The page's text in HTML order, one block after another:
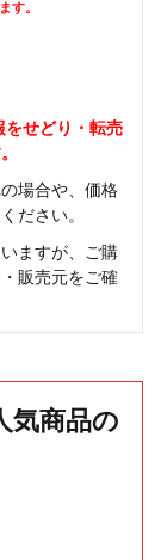
す。
をせどり・転売
場合や、価格
ださい。
ますが、ご購
販売元をご確
気商品の